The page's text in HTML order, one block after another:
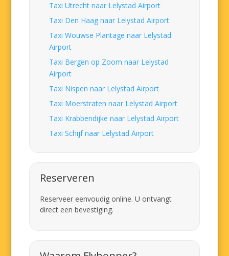
Taxi Utrecht naar Lelystad Airport
Taxi Den Haag naar Lelystad Airport
Taxi Wouwse Plantage naar Lelystad
Airport
Taxi Bergen op Zoom naar Lelystad
Airport
Taxi Nispen naar Lelystad Airport
Taxi Moerstraten naar Lelystad Airport
Taxi Krabbendijke naar Lelystad Airport
Taxi Schijf naar Lelystad Airport
Reserveren
Reserveer eenvoudig online. U ontvangt
direct een bevestiging.